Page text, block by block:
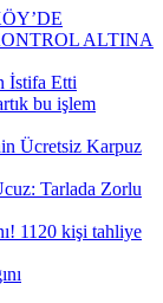
ALTINA
İstifa Etti
bu işlem
Ücretsiz Karpuz
Tarlada Zorlu
1120 kişi tahliye